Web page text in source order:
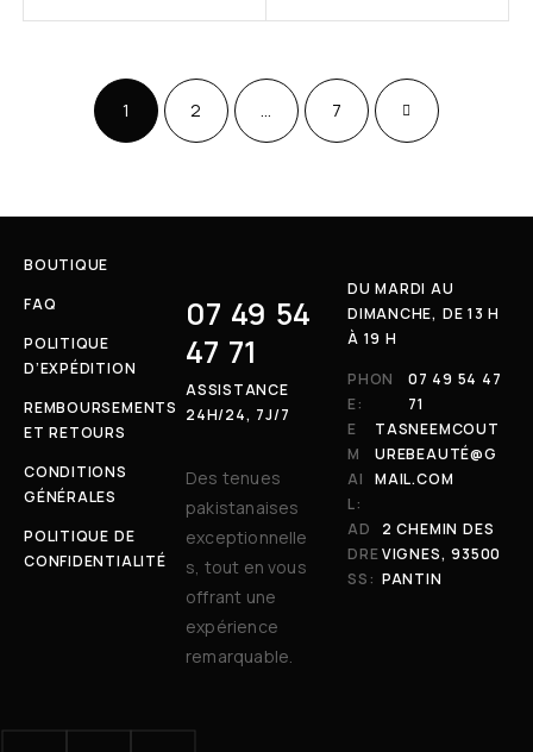
1 2 7
BOUTIQUE
FAQ
POLITIQUE
D’EXPÉDITION
REMBOURSEMENTS
ET RETOURS
CONDITIONS
GÉNÉRALES
POLITIQUE DE
CONFIDENTIALITÉ
07 49 54
47 71
ASSISTANCE
24H/24, 7J/7
Des tenues
pakistanaises
exceptionnelle
s, tout en vous
offrant une
expérience
remarquable.
DU MARDI AU
DIMANCHE, DE 13 H
À 19 H
PHON
E:
07 49 54 47
71
E
M
AI
L:
TASNEEMCOUT
UREBEAUTÉ@G
MAIL.COM
AD
DRE
SS:
2 CHEMIN DES
VIGNES, 93500
PANTIN